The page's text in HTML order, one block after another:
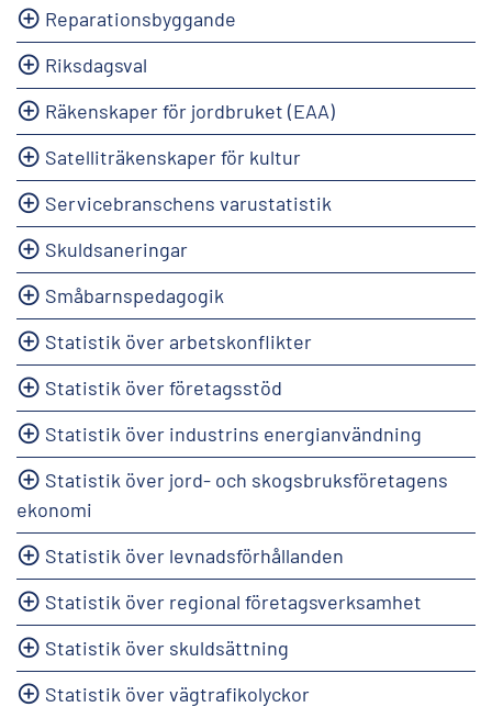
Reparationsbyggande
Riksdagsval
Räkenskaper för jordbruket (EAA)
Satelliträkenskaper för kultur
Servicebranschens varustatistik
Skuldsaneringar
Småbarnspedagogik
Statistik över arbetskonflikter
Statistik över företagsstöd
Statistik över industrins energianvändning
Statistik över jord- och skogsbruksföretagens
ekonomi
Statistik över levnadsförhållanden
Statistik över regional företagsverksamhet
Statistik över skuldsättning
Statistik över vägtrafikolyckor